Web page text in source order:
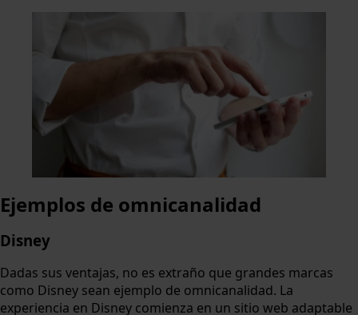
Ejemplos de omnicanalidad
Disney
Dadas sus ventajas, no es extraño que grandes marcas
como Disney sean ejemplo de omnicanalidad. La
experiencia en Disney comienza en un sitio web adaptable